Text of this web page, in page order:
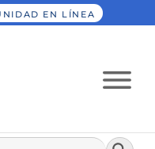
EN LÍNEA
Botón